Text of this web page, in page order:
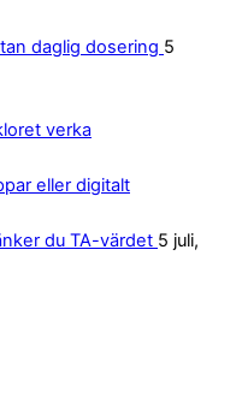
daglig dosering 5
verka
eller digitalt
du TA-värdet 5 juli,